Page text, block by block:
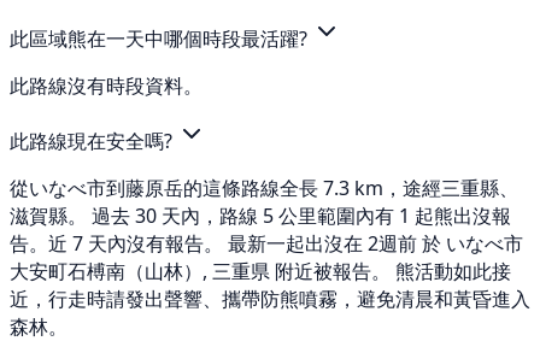
此區域熊在一天中哪個時段最活躍?
此路線沒有時段資料。
此路線現在安全嗎?
從いなべ市到藤原岳的這條路線全長 7.3 km，途經三重縣、
滋賀縣。 過去 30 天內，路線 5 公里範圍內有 1 起熊出沒報
告。近 7 天內沒有報告。 最新一起出沒在 2週前 於 いなべ市
大安町石榑南（山林）, 三重県 附近被報告。 熊活動如此接
近，行走時請發出聲響、攜帶防熊噴霧，避免清晨和黃昏進入
森林。